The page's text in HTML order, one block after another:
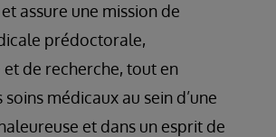
assure une mission de
prédoctorale,
de recherche, tout en
médicaux au sein d’une
et dans un esprit de